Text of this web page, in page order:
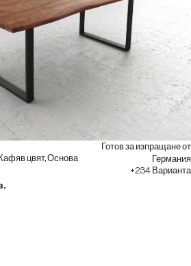
цвят, Основа
Готов за изпращане от
Германия
+234 Варианта